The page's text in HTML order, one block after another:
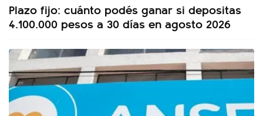
Plazo fijo: cuánto podés ganar si depositas
4.100.000 pesos a 30 días en agosto 2026